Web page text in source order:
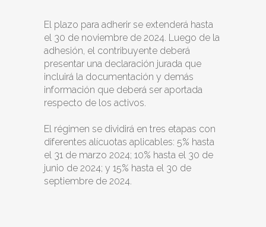
El plazo para adherir se extenderá hasta
el 30 de noviembre de 2024. Luego de la
adhesión, el contribuyente deberá
presentar una declaración jurada que
incluirá la documentación y demás
información que deberá ser aportada
respecto de los activos.
El régimen se dividirá en tres etapas con
diferentes alícuotas aplicables: 5% hasta
el 31 de marzo 2024; 10% hasta el 30 de
junio de 2024; y 15% hasta el 30 de
septiembre de 2024.